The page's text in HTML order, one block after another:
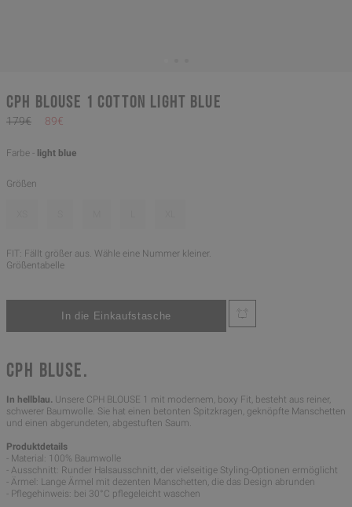
CPH BLOUSE 1 cotton light blue
179€ 89€
Farbe - light blue
Größen
FIT: Fällt größer aus. Wähle eine Nummer kleiner.
Größentabelle
CPH BLUSE.
In hellblau. Unsere CPH BLOUSE 1 mit modernem, boxy Fit, besteht aus reiner,
schwerer Baumwolle. Sie hat einen betonten Spitzkragen, geknöpfte Manschetten
und einen abgerundeten, abgestuften Saum.
Produktdetails
- Material: 100% Baumwolle
- Ausschnitt: Runder Halsausschnitt, der vielseitige Styling-Optionen ermöglicht
- Ärmel: Lange Ärmel mit dezenten Manschetten, die das Design abrunden
- Pflegehinweis: bei 30°C pflegeleicht waschen